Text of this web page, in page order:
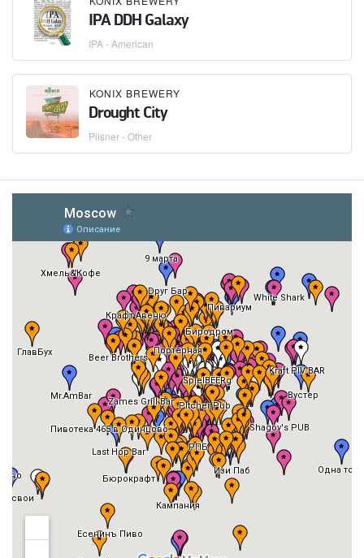
IPA DDH Galaxy
IPA - American
KONIX BREWERY
Drought City
Pilsner - Other